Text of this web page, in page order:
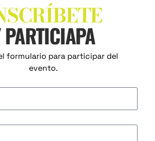
formulario para participar del
evento.